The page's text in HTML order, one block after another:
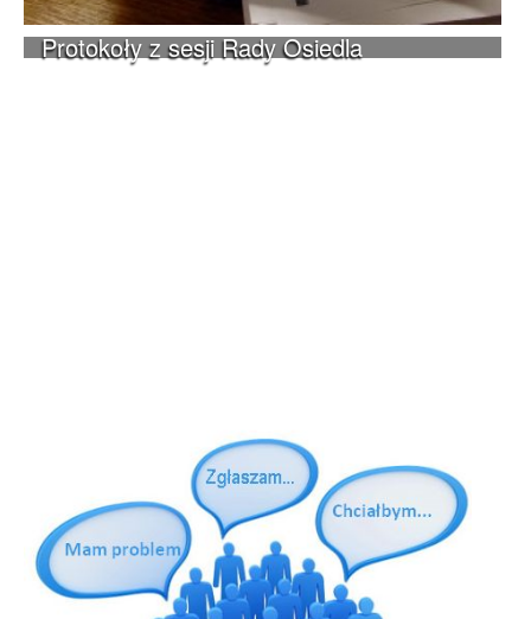
Protokoły z sesji Rady Osiedla